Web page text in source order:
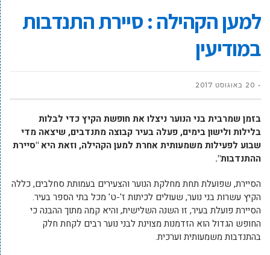
למען הקהילה : סיירת התנדבות
במודיעין
20 באוגוסט 2017
בזמן שמרבית בני הנוער ניצלו את חופשת הקיץ כדי לבלות
בלילות ולישון בימים, פעלה בעיר קבוצה מתנדבים, שיצאה מדי
שבוע לפעילות משמעותית אחרת למען הקהילה, וזאת היא "סיירת
ההתנדבות".
הסיירת, שפועלת תחת מחלקת הנוער והצעירים בעמותת סחלבים, כללה
הקיץ עשרות בני נוער, שעולים לכיתות ז'-ט' מכל בתי הספר בעיר.
הסיירת פועלת בעיר, זו השנה השלישית, והיא קמה מתוך ההבנה כי
החופש הגדול הוא הזדמנות מצוינת לבני נוער רבים לקחת חלק
בהתנדבות משמעותית וערכית.